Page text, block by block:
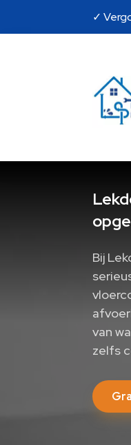
✓
Bij
van
zelfs